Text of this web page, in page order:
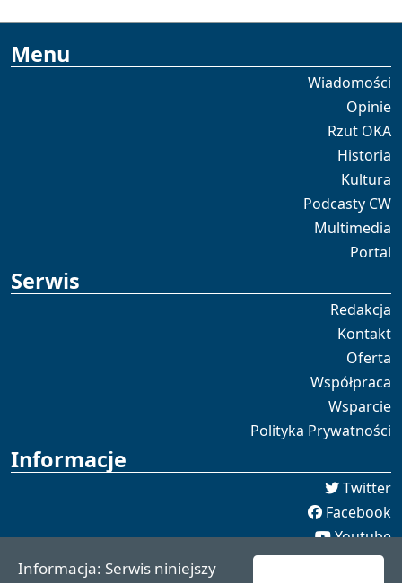
Menu
Wiadomości
Opinie
Rzut OKA
Historia
Kultura
Podcasty CW
Multimedia
Portal
Serwis
Redakcja
Kontakt
Oferta
Współpraca
Wsparcie
Polityka Prywatności
Informacje
Twitter
Facebook
Youtube
Spotify
Informacja: Serwis niniejszy